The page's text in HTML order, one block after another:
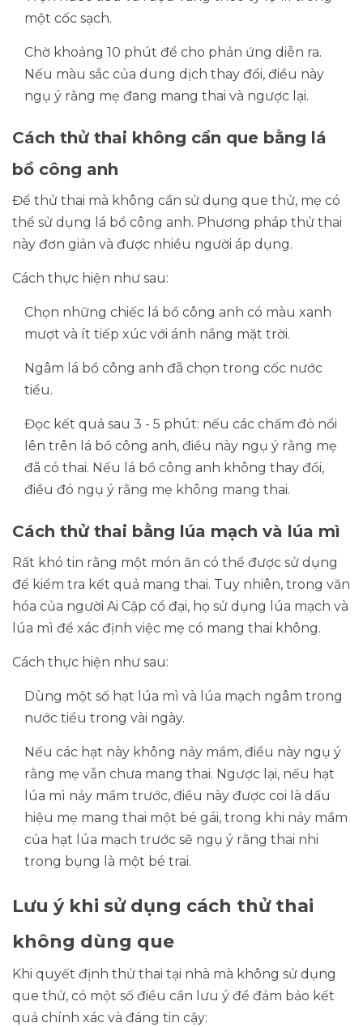
một cốc sạch.
Chờ khoảng 10 phút để cho phản ứng diễn ra.
Nếu màu sắc của dung dịch thay đổi, điều này
ngụ ý rằng mẹ đang mang thai và ngược lại.
Cách thử thai không cần que bằng lá
bồ công anh
Để thử thai mà không cần sử dụng que thử, mẹ có
thể sử dụng lá bồ công anh. Phương pháp thử thai
này đơn giản và được nhiều người áp dụng.
Cách thực hiện như sau:
Chọn những chiếc lá bồ công anh có màu xanh
mượt và ít tiếp xúc với ánh nắng mặt trời.
Ngâm lá bồ công anh đã chọn trong cốc nước
tiểu.
Đọc kết quả sau 3 - 5 phút: nếu các chấm đỏ nổi
lên trên lá bồ công anh, điều này ngụ ý rằng mẹ
đã có thai. Nếu lá bồ công anh không thay đổi,
điều đó ngụ ý rằng mẹ không mang thai.
Cách thử thai bằng lúa mạch và lúa mì
Rất khó tin rằng một món ăn có thể được sử dụng
để kiểm tra kết quả mang thai. Tuy nhiên, trong văn
hóa của người Ai Cập cổ đại, họ sử dụng lúa mạch và
lúa mì để xác định việc mẹ có mang thai không.
Cách thực hiện như sau:
Dùng một số hạt lúa mì và lúa mạch ngâm trong
nước tiểu trong vài ngày.
Nếu các hạt này không nảy mầm, điều này ngụ ý
rằng mẹ vẫn chưa mang thai. Ngược lại, nếu hạt
lúa mì nảy mầm trước, điều này được coi là dấu
hiệu mẹ mang thai một bé gái, trong khi nảy mầm
của hạt lúa mạch trước sẽ ngụ ý rằng thai nhi
trong bụng là một bé trai.
Lưu ý khi sử dụng cách thử thai
không dùng que
Khi quyết định thử thai tại nhà mà không sử dụng
que thử, có một số điều cần lưu ý để đảm bảo kết
quả chính xác và đáng tin cậy: